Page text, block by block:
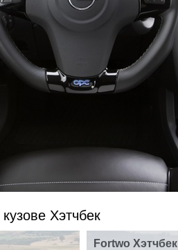
Хэтчбек
Fortwo Хэтчбек